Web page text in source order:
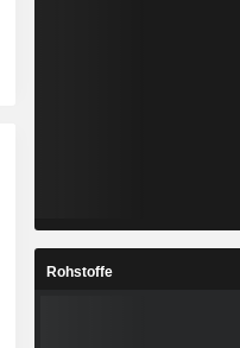
Rohstoffe